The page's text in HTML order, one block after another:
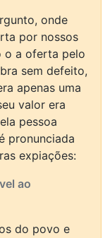
onde
por nossos
o a oferta pelo
sem defeito,
apenas uma
valor era
pessoa
pronunciada
expiações:
ao
do povo e